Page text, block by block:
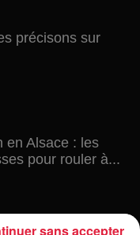
précisons sur
en Alsace : les
pour rouler à...
sans accepter